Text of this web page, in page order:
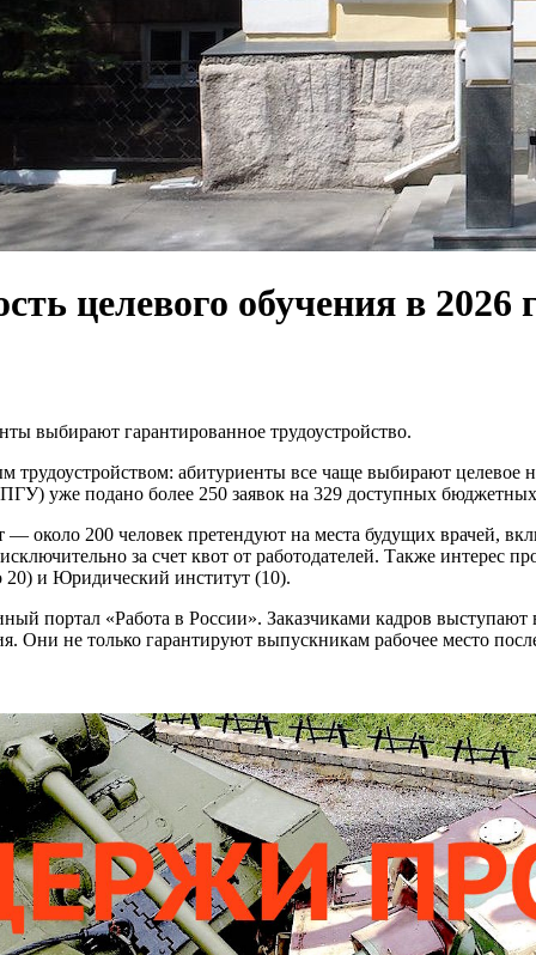
целевого обучения в 2026
выбирают гарантированное трудоустройство.
трудоустройством: абитуриенты все чаще выбирают
уже подано более 250 заявок на 329 доступных
около 200 человек претендуют на места будущих врачей,
за счет квот от работодателей. Также интерес
20) и Юридический институт (10).
портал «Работа в России». Заказчиками кадров
Они не только гарантируют выпускникам рабочее место